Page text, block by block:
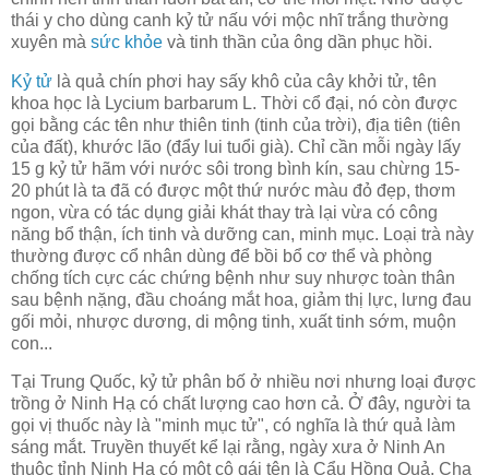
thái y cho dùng canh kỷ tử nấu với mộc nhĩ trắng thường
xuyên mà sức khỏe và tinh thần của ông dần phục hồi.
Kỷ tử là quả chín phơi hay sấy khô của cây khởi tử, tên
khoa học là Lycium barbarum L. Thời cổ đại, nó còn được
gọi bằng các tên như thiên tinh (tinh của trời), địa tiên (tiên
của đất), khước lão (đẩy lui tuổi già). Chỉ cần mỗi ngày lấy
15 g kỷ tử hãm với nước sôi trong bình kín, sau chừng 15-
20 phút là ta đã có được một thứ nước màu đỏ đẹp, thơm
ngon, vừa có tác dụng giải khát thay trà lại vừa có công
năng bổ thận, ích tinh và dưỡng can, minh mục. Loại trà này
thường được cổ nhân dùng để bồi bổ cơ thể và phòng
chống tích cực các chứng bệnh như suy nhược toàn thân
sau bệnh nặng, đầu choáng mắt hoa, giảm thị lực, lưng đau
gối mỏi, nhược dương, di mộng tinh, xuất tinh sớm, muộn
con...
Tại Trung Quốc, kỷ tử phân bố ở nhiều nơi nhưng loại được
trồng ở Ninh Hạ có chất lượng cao hơn cả. Ở đây, người ta
gọi vị thuốc này là "minh mục tử", có nghĩa là thứ quả làm
sáng mắt. Truyền thuyết kể lại rằng, ngày xưa ở Ninh An
thuộc tỉnh Ninh Hạ có một cô gái tên là Cẩu Hồng Quả. Cha